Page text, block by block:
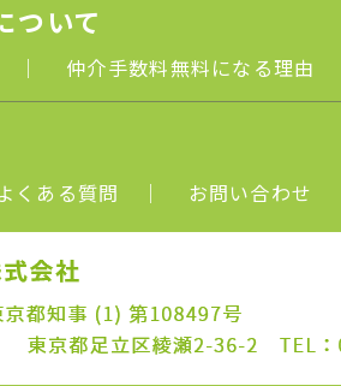
ついて
｜ 仲介手数料無料になる理由
くある質問 ｜ お問い合わせ